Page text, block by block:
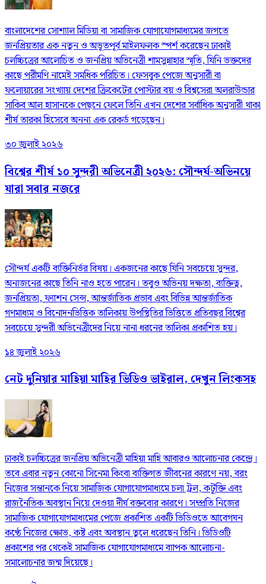
বাংলাদেশের সোশ্যাল মিডিয়া বা সামাজিক যোগাযোগমাধ্যমের জগতে
জনপ্রিয়তার এক নতুন ও অভূতপূর্ব মাইলফলক স্পর্শ করেছেন ঢাকাই
চলচ্চিত্রের আলোচিত ও জনপ্রিয় অভিনেত্রী শামসুন্নাহার স্মৃতি, যিনি ভক্তদের
কাছে পরীমণি নামেই সমধিক পরিচিত। ফেসবুক পেজে অনুসারী বা
ফলোয়ারের সংখ্যায় দেশের ক্রিকেটের পোস্টার বয় ও বিশ্বসেরা অলরাউন্ডার
সাকিব আল হাসানকে পেছনে ফেলে তিনি এখন দেশের সর্বাধিক অনুসারী থাকা
শীর্ষ তারকা হিসেবে অনন্য এক রেকর্ড গড়েছেন।
৩০ জুলাই ২০২৬
বিশ্বের শীর্ষ ১০ সুন্দরী অভিনেত্রী ২০২৬: সৌন্দর্য-অভিনয়ে
যারা সবার নজরে
সৌন্দর্য একটি ব্যক্তিনির্ভর বিষয়। একজনের কাছে যিনি সবচেয়ে সুন্দর,
অন্যজনের কাছে তিনি নাও হতে পারেন। তবুও অভিনয় দক্ষতা, ব্যক্তিত্ব,
জনপ্রিয়তা, ফ্যাশন সেন্স, আন্তর্জাতিক প্রভাব এবং বিভিন্ন আন্তর্জাতিক
গণমাধ্যম ও বিনোদনভিত্তিক তালিকায় উপস্থিতির ভিত্তিতে প্রতিবছর বিশ্বের
সবচেয়ে সুন্দরী অভিনেত্রীদের নিয়ে নানা ধরনের তালিকা প্রকাশিত হয়।
১৪ জুলাই ২০২৬
নেট দুনিয়ার মাহিয়া মাহির ভিডিও ভাইরাল, দেখুন ‍লিংকসহ
ঢাকাই চলচ্চিত্রের জনপ্রিয় অভিনেত্রী মাহিয়া মাহি আবারও আলোচনার কেন্দ্রে।
তবে এবার নতুন কোনো সিনেমা কিংবা ব্যক্তিগত জীবনের কারণে নয়, বরং
নিজের সন্তানকে নিয়ে সামাজিক যোগাযোগমাধ্যমে চলা ট্রল, কটূক্তি এবং
রাজনৈতিক অবস্থান নিয়ে দেওয়া দীর্ঘ বক্তব্যের কারণে। সম্প্রতি নিজের
সামাজিক যোগাযোগমাধ্যমের পেজে প্রকাশিত একটি ভিডিওতে আবেগঘন
কণ্ঠে নিজের ক্ষোভ, কষ্ট এবং অবস্থান তুলে ধরেছেন তিনি। ভিডিওটি
প্রকাশের পর থেকেই সামাজিক যোগাযোগমাধ্যমে ব্যাপক আলোচনা-
সমালোচনার জন্ম দিয়েছে।